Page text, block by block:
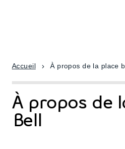
Accueil À propos de la place
À propos de
Bell